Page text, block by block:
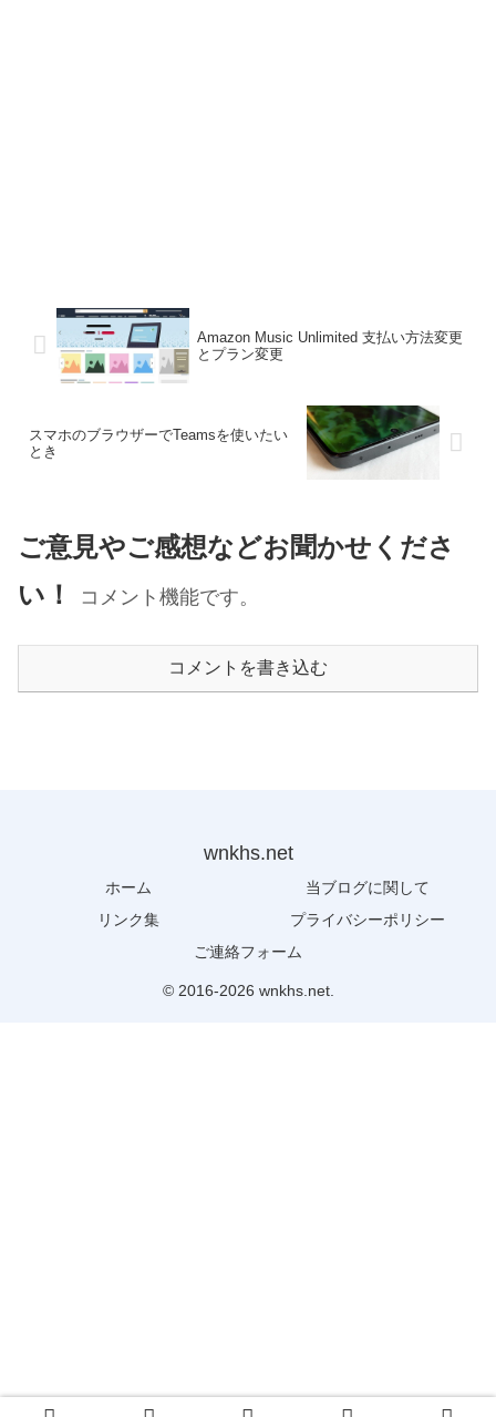
Amazon Music Unlimited 支払い方法変更
とプラン変更
スマホのブラウザーでTeamsを使いたい
とき
ご意見やご感想などお聞かせくださ
い！
コメント機能です。
コメントを書き込む
wnkhs.net
ホーム
当ブログに関して
リンク集
プライバシーポリシー
ご連絡フォーム
© 2016-2026 wnkhs.net.